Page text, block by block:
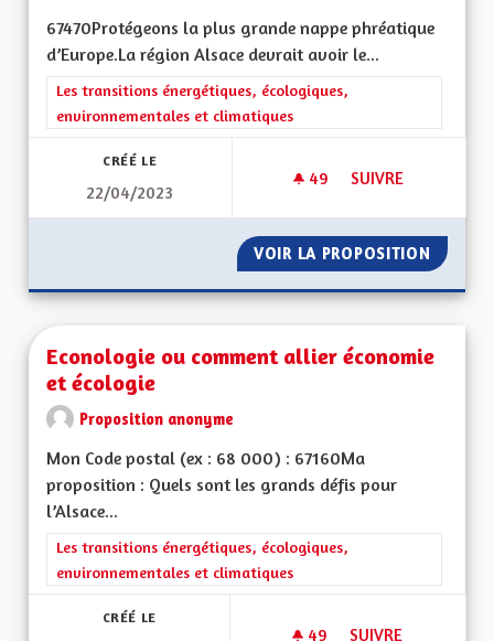
67470Protégeons la plus grande nappe phréatique
d’Europe.La région Alsace devrait avoir le...
Filtrer les résultats de la catégorie : Les transitions
Les transitions énergétiques, écologiques,
environnementales et climatiques
CRÉÉ LE
22/04/2023
49 49 ABONNÉS
SUIVRE
VOIR LA PROPOSITION
Econologie ou comment allier économie
et écologie
Proposition anonyme
Mon Code postal (ex : 68 000) : 67160Ma
proposition : Quels sont les grands défis pour
l’Alsace...
Filtrer les résultats de la catégorie : Les transitions
Les transitions énergétiques, écologiques,
environnementales et climatiques
CRÉÉ LE
49 49 ABONNÉS
SUIVRE